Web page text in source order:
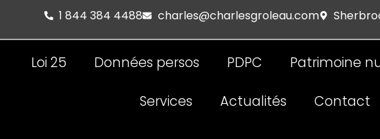
1 844 384 4488 charles@charlesgroleau.com
Loi 25 Données persos PDPC Patrimoine
Services Actualités Contact